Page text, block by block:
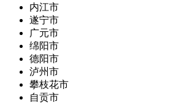
内江市
遂宁市
广元市
绵阳市
德阳市
泸州市
攀枝花市
自贡市